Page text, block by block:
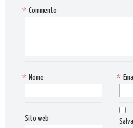
Commento
*
Nome
* *
Sito web